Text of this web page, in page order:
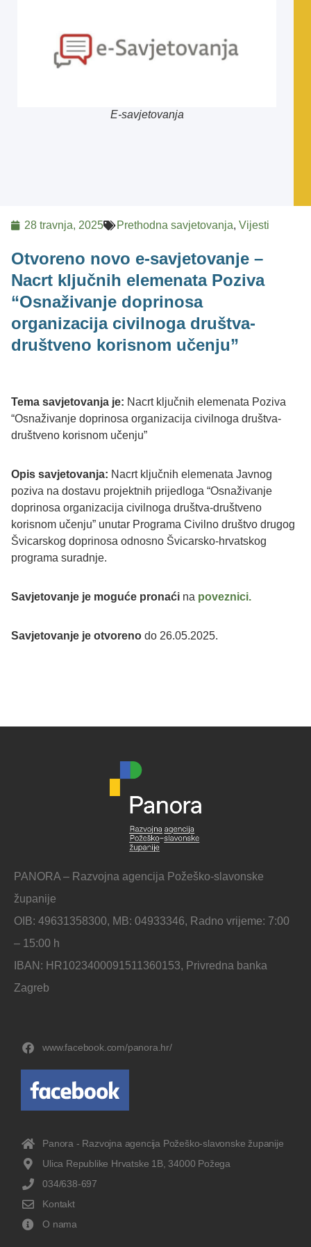
E-savjetovanja
28 travnja, 2025 Prethodna savjetovanja, Vijesti
Otvoreno novo e-savjetovanje –
Nacrt ključnih elemenata Poziva
“Osnaživanje doprinosa
organizacija civilnoga društva-
društveno korisnom učenju”
Tema savjetovanja je: Nacrt ključnih elemenata Poziva
“Osnaživanje doprinosa organizacija civilnoga društva-
društveno korisnom učenju”
Opis savjetovanja: Nacrt ključnih elemenata Javnog
poziva na dostavu projektnih prijedloga “Osnaživanje
doprinosa organizacija civilnoga društva-društveno
korisnom učenju” unutar Programa Civilno društvo drugog
Švicarskog doprinosa odnosno Švicarsko-hrvatskog
programa suradnje.
Savjetovanje je moguće pronaći na poveznici.
Savjetovanje je otvoreno do 26.05.2025.
PANORA – Razvojna agencija Požeško-slavonske
županije
OIB: 49631358300, MB: 04933346, Radno vrijeme: 7:00
– 15:00 h
IBAN: HR1023400091511360153, Privredna banka
Zagreb
www.facebook.com/panora.hr/
Panora - Razvojna agencija Požeško-slavonske županije
Ulica Republike Hrvatske 1B, 34000 Požega
034/638-697
Kontakt
O nama